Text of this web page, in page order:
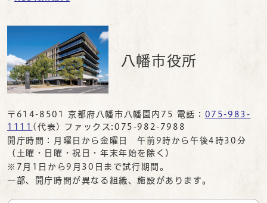
八幡市役所
〒614-8501 京都府八幡市八幡園内75 電話： 075-983-
1111 (代表) ファックス:075-982-7988
開庁時間：月曜日から金曜日 午前9時から午後4時30分
（土曜・日曜・祝日・年末年始を除く）
※7月1日から9月30日まで試行期間。
一部、開庁時間が異なる組織、施設があります。